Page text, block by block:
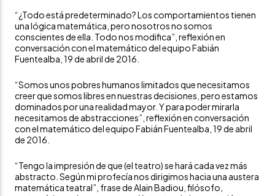
“¿Todo está predeterminado? Los comportamientos tienen
una lógica matemática, pero nosotros no somos
conscientes de ella. Todo nos modifica”, reflexión en
conversación con el matemático del equipo Fabián
Fuentealba, 19 de abril de 2016.
“Somos unos pobres humanos limitados que necesitamos
creer que somos libres en nuestras decisiones, pero estamos
dominados por una realidad mayor. Y para poder mirarla
necesitamos de abstracciones”, reflexión en conversación
con el matemático del equipo Fabián Fuentealba, 19 de abril
de 2016.
“Tengo la impresión de que (el teatro) se hará cada vez más
abstracto. Según mi profecía nos dirigimos hacia una austera
matemática teatral”, frase de Alain Badiou, filósofo,